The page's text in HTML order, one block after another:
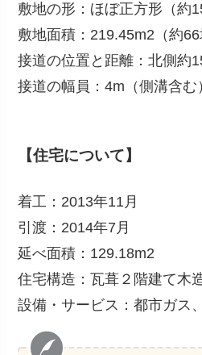
敷地の形：ほぼ正方形（約
敷地面積：219.45m2（約66
接道の位置と距離：北側約
接道の幅員：4m（側溝含む
【住宅について】
着工：2013年11月
引渡：2014年7月
延べ面積：129.18m2
住宅構造：瓦葺２階建て木
設備・サービス：都市ガス